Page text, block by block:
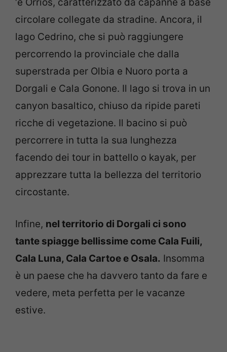
‘e Orrios, caratterizzato da capanne a base
circolare collegate da stradine. Ancora, il
lago Cedrino, che si può raggiungere
percorrendo la provinciale che dalla
superstrada per Olbia e Nuoro porta a
Dorgali e Cala Gonone. Il lago si trova in un
canyon basaltico, chiuso da ripide pareti
ricche di vegetazione. Il bacino si può
percorrere in tutta la sua lunghezza
facendo dei tour in battello o kayak, per
apprezzare tutta la bellezza del territorio
circostante.
Infine, nel territorio di Dorgali ci sono
tante spiagge bellissime come Cala Fuili,
Cala Luna, Cala Cartoe e Osala. Insomma
è un paese che ha davvero tanto da fare e
vedere, meta perfetta per le vacanze
estive.